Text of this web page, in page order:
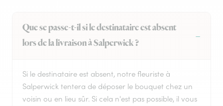
Que se passe-t-il si le destinataire est absent
lors de la livraison à Salperwick ?
Si le destinataire est absent, notre fleuriste à
Salperwick tentera de déposer le bouquet chez un
voisin ou en lieu sûr. Si cela n'est pas possible, il vous